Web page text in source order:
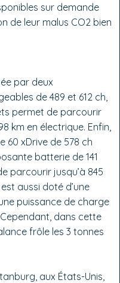
sur demande
de leur malus CO2 bien
par deux
de 489 et 612 ch,
permet de parcourir
km en électrique. Enfin,
60 xDrive de 578 ch
batterie de 141
parcourir jusqu’à 845
aussi doté d’une
puissance de charge
dans cette
frôle les 3 tonnes
aux États-Unis,